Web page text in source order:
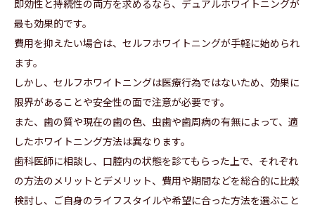
即効性と持続性の両方を求めるなら、デュアルホワイトニングが
最も効果的です。
費用を抑えたい場合は、セルフホワイトニングが手軽に始められ
ます。
しかし、セルフホワイトニングは医療行為ではないため、効果に
限界があることや安全性の面で注意が必要です。
また、歯の質や現在の歯の色、虫歯や歯周病の有無によって、適
したホワイトニング方法は異なります。
歯科医師に相談し、口腔内の状態を診てもらった上で、それぞれ
の方法のメリットとデメリット、費用や期間などを総合的に比較
検討し、ご自身のライフスタイルや希望に合った方法を選ぶこと